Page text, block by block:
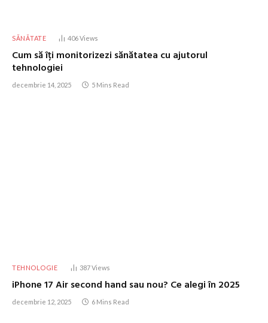
SĂNĂTATE 406Views
Cum să îți monitorizezi sănătatea cu ajutorul
tehnologiei
decembrie 14, 2025 5 Mins Read
TEHNOLOGIE 387Views
iPhone 17 Air second hand sau nou? Ce alegi în 2025
decembrie 12, 2025 6 Mins Read